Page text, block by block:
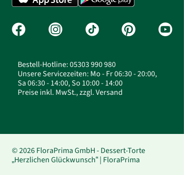
Bestell-Hotline: 05303 990 980
Unsere Servicezeiten: Mo - Fr 06:30 - 20:00,
Sa 06:30 - 14:00, So 10:00 - 14:00
Preise inkl. MwSt., zzgl. Versand
© 2026 FloraPrima GmbH - Dessert-Torte
„Herzlichen Glückwunsch“ | FloraPrima